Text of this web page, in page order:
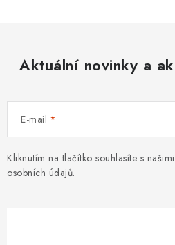
Aktuální novinky a
E-mail
Kliknutím na tlačítko souhlasíte s
osobních údajů.